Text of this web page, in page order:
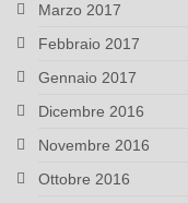
Marzo 2017
Febbraio 2017
Gennaio 2017
Dicembre 2016
Novembre 2016
Ottobre 2016